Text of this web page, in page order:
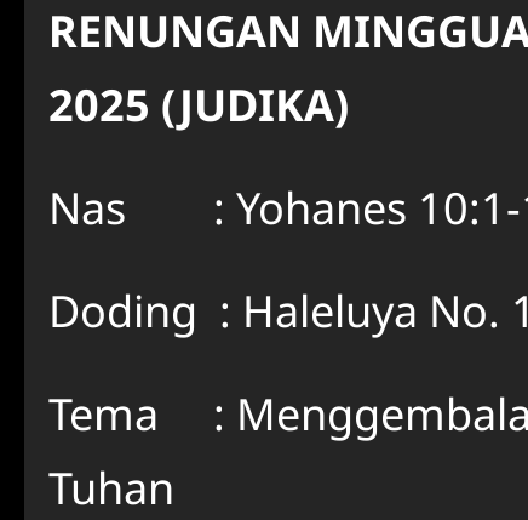
RENUNGAN
2025 (JUDIKA)
Nas : Yohanes 10:1-
Doding : Haleluya No.
Tema :
Tuhan